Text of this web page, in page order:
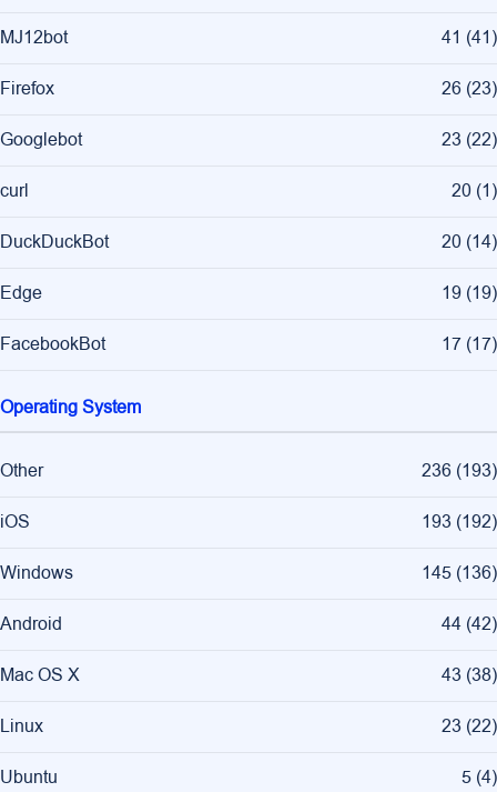
MJ12bot 41 (41)
Firefox 26 (23)
Googlebot 23 (22)
curl 20 (1)
DuckDuckBot 20 (14)
Edge 19 (19)
FacebookBot 17 (17)
Operating System
Other 236 (193)
iOS 193 (192)
Windows 145 (136)
Android 44 (42)
Mac OS X 43 (38)
Linux 23 (22)
Ubuntu 5 (4)